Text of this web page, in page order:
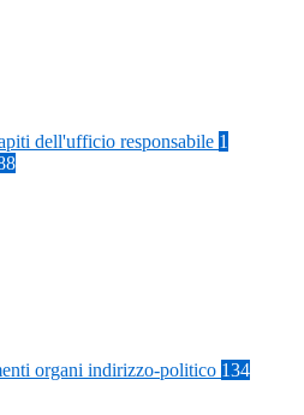
dell'ufficio responsabile 1
organi indirizzo-politico 134